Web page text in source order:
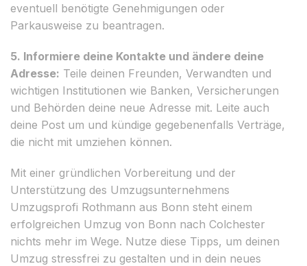
eventuell benötigte Genehmigungen oder
Parkausweise zu beantragen.
5. Informiere deine Kontakte und ändere deine
Adresse: Teile deinen Freunden, Verwandten und
wichtigen Institutionen wie Banken, Versicherungen
und Behörden deine neue Adresse mit. Leite auch
deine Post um und kündige gegebenenfalls Verträge,
die nicht mit umziehen können.
Mit einer gründlichen Vorbereitung und der
Unterstützung des Umzugsunternehmens
Umzugsprofi Rothmann aus Bonn steht einem
erfolgreichen Umzug von Bonn nach Colchester
nichts mehr im Wege. Nutze diese Tipps, um deinen
Umzug stressfrei zu gestalten und in dein neues